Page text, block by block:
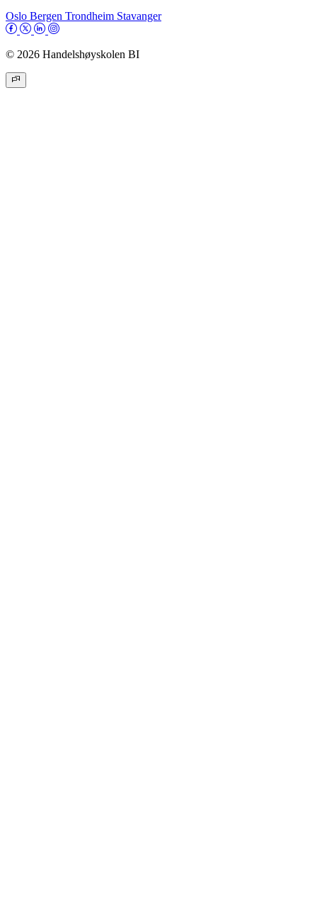
Oslo Bergen Trondheim Stavanger
© 2026 Handelshøyskolen BI